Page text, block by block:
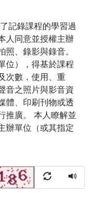
人同意並授權主辦
、錄影與錄音。
位），得基於課程
次數，使用、重
音之照片與影音資
體、印刷刊物或透
人瞭解並
辦單位（或其指定